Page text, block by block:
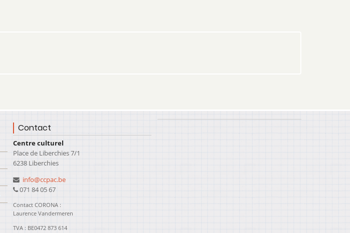
Contact
Centre culturel
Place de Liberchies 7/1
6238 Liberchies
info@ccpac.be
071 84 05 67
Contact CORONA :
Laurence Vandermeren
TVA : BE0472 873 614